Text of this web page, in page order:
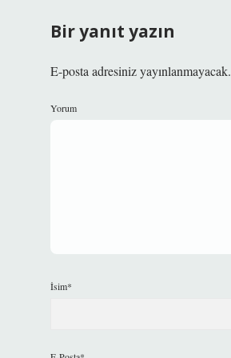
Bir yanıt yazın
E-posta adresiniz yayınlanmayacak.
Yorum
İsim*